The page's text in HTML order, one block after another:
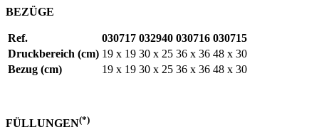
BEZÜGE
Ref. 030717 032940 030716 030715
Druckbereich (cm) 19 x 19 30 x 25 36 x 36 48 x 30
Bezug (cm)
19 x 19 30 x 25 36 x 36 48 x 30
FÜLLUNGEN(*)